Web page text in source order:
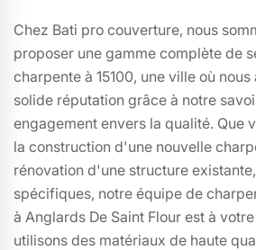
Chez Bati pro couverture, nous
proposer une gamme complète de
charpente à 15100, une ville où
solide réputation grâce à notre
engagement envers la qualité. Que
la construction d'une nouvelle
rénovation d'une structure
spécifiques, notre équipe de
à Anglards De Saint Flour est à
utilisons des matériaux de haute